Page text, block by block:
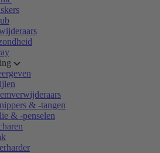
& -tangen
& -penselen